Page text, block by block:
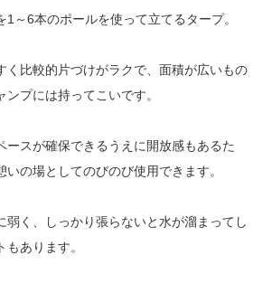
～6本のポールを使って立てるタープ。
く比較的片づけがラクで、面積が広いもの
プには持ってこいです。
ースが確保できるうえに開放感もあるた
の場としてのびのび使用できます。
弱く、しっかり張らないと水が溜まってし
あります。